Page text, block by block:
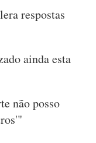
respostas
ainda esta
não posso